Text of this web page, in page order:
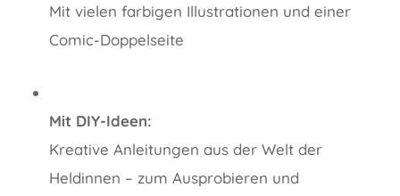
Mit vielen farbigen Illustrationen und einer
Comic-Doppelseite
Mit DIY-Ideen:
Kreative Anleitungen aus der Welt der
Heldinnen – zum Ausprobieren und